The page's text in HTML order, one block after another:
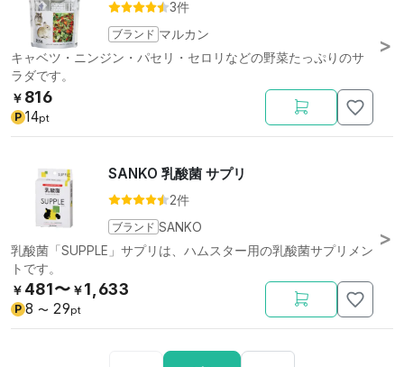
3件
ブランド マルカン
キャベツ・ニンジン・パセリ・セロリなどの野菜たっぷりのサ
ラダです。
￥ 816
P 14pt
SANKO 乳酸菌 サプリ
2件
ブランド SANKO
乳酸菌「SUPPLE」サプリは、ハムスター用の乳酸菌サプリメン
トです。
￥ 481〜 ￥1,633
P 8 〜 29pt